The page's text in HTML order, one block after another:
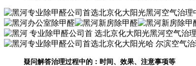
疑问解答治理过程中的：时间、效果、注意事项等